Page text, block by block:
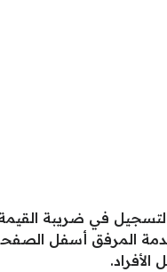
في ضريبة القيمة
المرفق أسفل